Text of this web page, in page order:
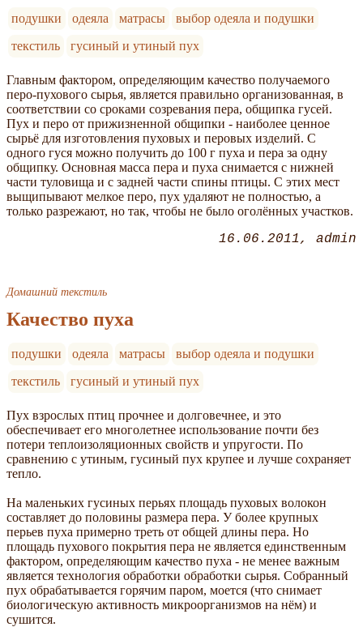
подушки одеяла матрасы
выбор одеяла и подушки
текстиль
гусиный и утиный пух
Главным фактором, определяющим качество получаемого
перо-пухового сырья, является правильно организованная, в
соответствии со сроками созревания пера, общипка гусей.
Пух и перо от прижизненной общипки - наиболее ценное
сырьё для изготовления пуховых и перовых изделий. С
одного гуся можно получить до 100 г пуха и пера за одну
общипку. Основная масса пера и пуха снимается с нижней
части туловища и с задней части спины птицы. С этих мест
выщипывают мелкое перо, пух удаляют не полностью, а
только разрежают, но так, чтобы не было оголённых участков.
16.06.2011 admin
Домашний текстиль
Качество пуха
подушки одеяла матрасы
выбор одеяла и подушки
текстиль
гусиный и утиный пух
Пух взрослых птиц прочнее и долговечнее, и это
обеспечивает его многолетнее использование почти без
потери теплоизоляционных свойств и упругости. По
сравнению с утиным, гусиный пух крупее и лучше сохраняет
тепло.
На маленьких гусиных перьях площадь пуховых волокон
составляет до половины размера пера. У более крупных
перьев пуха примерно треть от общей длины пера. Но
площадь пухового покрытия пера не является единственным
фактором, определяющим качество пуха - не менее важным
является технология обработки обработки сырья. Собранный
пух обрабатывается горячим паром, моется (что снимает
биологическую активность микроорганизмов на нём) и
сушится.